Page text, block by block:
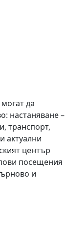
да
настаняване –
транспорт,
актуални
център
посещения
и